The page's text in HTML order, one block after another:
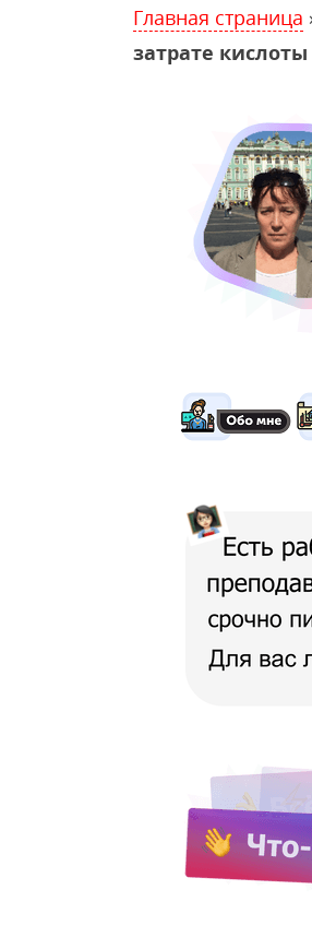
Главная страница
затрате